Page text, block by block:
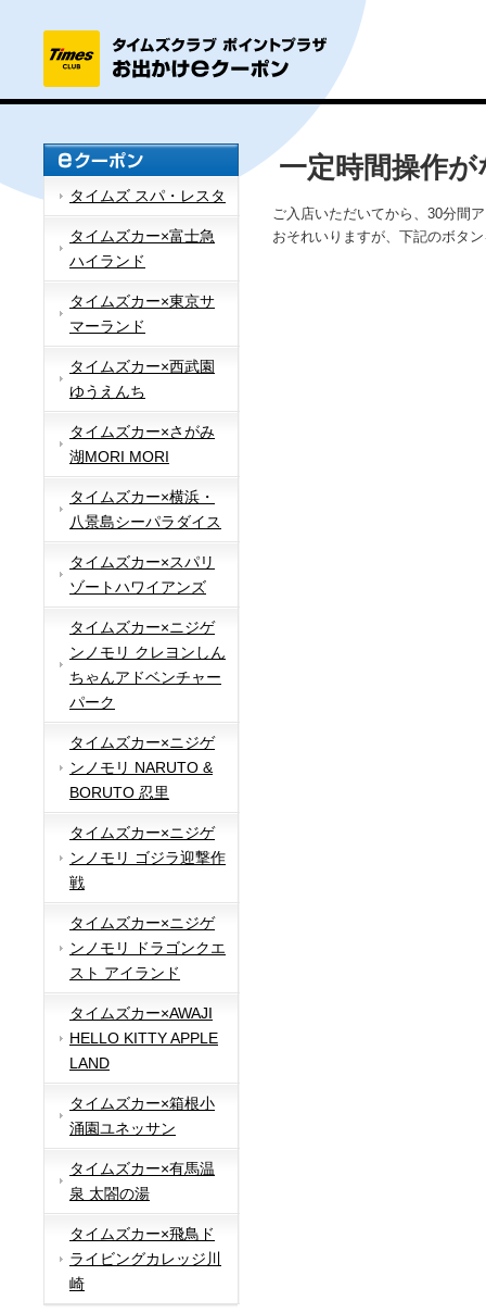
タイムズ スパ・レスタ
タイムズカー×富士急
ハイランド
タイムズカー×東京サ
マーランド
タイムズカー×西武園
ゆうえんち
タイムズカー×さがみ
湖MORI MORI
タイムズカー×横浜・
八景島シーパラダイス
タイムズカー×スパリ
ゾートハワイアンズ
タイムズカー×ニジゲ
ンノモリ クレヨンしん
ちゃんアドベンチャー
パーク
タイムズカー×ニジゲ
ンノモリ NARUTO &
BORUTO 忍里
タイムズカー×ニジゲ
ンノモリ ゴジラ迎撃作
戦
タイムズカー×ニジゲ
ンノモリ ドラゴンクエ
スト アイランド
タイムズカー×AWAJI
HELLO KITTY APPLE
LAND
タイムズカー×箱根小
涌園ユネッサン
タイムズカー×有馬温
泉 太閤の湯
タイムズカー×飛鳥ド
ライビングカレッジ川
崎
一定時間操作
ご入店いただいてから、30分間
おそれいりますが、下記のボタ